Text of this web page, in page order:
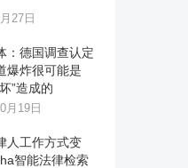
27日
：德国调查认定
爆炸很可能是
”造成的
月19日
人工作方式变
智能法律检索